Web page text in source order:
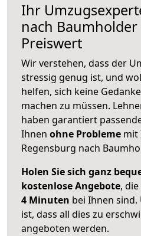
Ihr
nach Baumholder
Preiswert
Wir verstehen, dass der
stressig genug ist, und
helfen, sich keine
machen zu müssen.
haben garantiert
Ihnen ohne Probleme mit
Regensburg nach
Holen Sie sich ganz
kostenlose Angebote,
4 Minuten bei Ihnen sind.
ist, dass all dies zu
angeboten werden.